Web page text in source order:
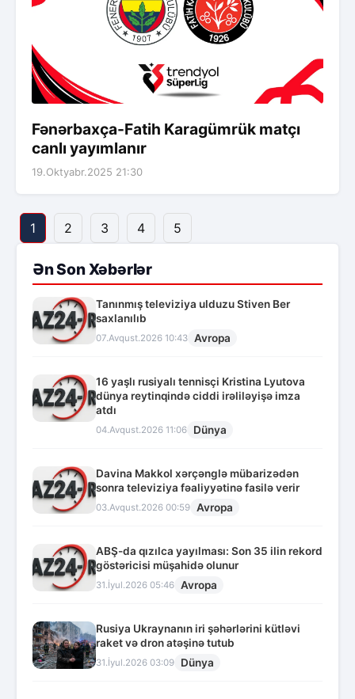
Fənərbaxça-Fatih Karagümrük matçı
canlı yayımlanır
19.Oktyabr.2025 21:30
1 2 3 4 5
Ən Son Xəbərlər
Tanınmış televiziya ulduzu Stiven Ber
saxlanılıb
07.Avqust.2026 10:43 Avropa
16 yaşlı rusiyalı tennisçi Kristina Lyutova
dünya reytinqində ciddi irəliləyişə imza
atdı
04.Avqust.2026 11:06 Dünya
Davina Makkol xərçənglə mübarizədən
sonra televiziya fəaliyyətinə fasilə verir
03.Avqust.2026 00:59 Avropa
ABŞ-da qızılca yayılması: Son 35 ilin rekord
göstəricisi müşahidə olunur
31.İyul.2026 05:46 Avropa
Rusiya Ukraynanın iri şəhərlərini kütləvi
raket və dron atəşinə tutub
31.İyul.2026 03:09 Dünya